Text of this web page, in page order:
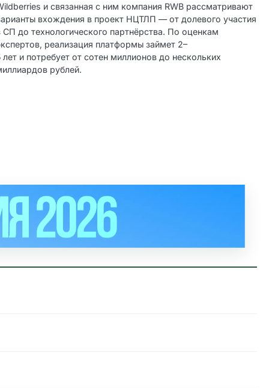
и связанная с ним компания RWB рассматривают
вхождения в проект НЦТЛП — от долевого участия
СП до технологического партнёрства. По оценкам
реализация платформы займет 2–
лет и потребует от сотен миллионов до нескольких
рублей.